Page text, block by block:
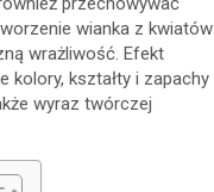
wianka z kwiatów
wrażliwość. Efekt
kolory, kształty i zapachy
wyraz twórczej